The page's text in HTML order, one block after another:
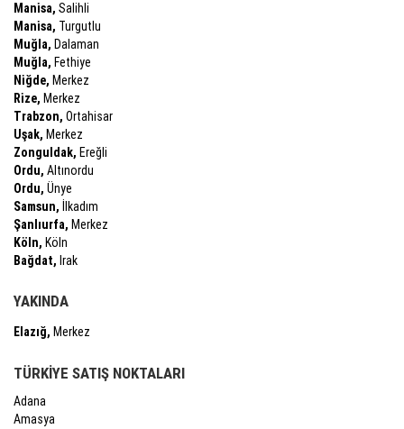
Manisa, Salihli
Manisa, Turgutlu
Muğla, Dalaman
Muğla, Fethiye
Niğde, Merkez
Rize, Merkez
Trabzon, Ortahisar
Uşak, Merkez
Zonguldak, Ereğli
Ordu, Altınordu
Ordu, Ünye
Samsun, İlkadım
Şanlıurfa, Merkez
Köln, Köln
Bağdat, Irak
YAKINDA
Elazığ, Merkez
TÜRKİYE SATIŞ NOKTALARI
Adana
Amasya